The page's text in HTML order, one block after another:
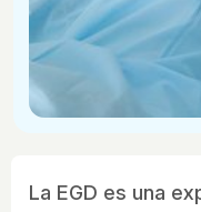
La EGD es una